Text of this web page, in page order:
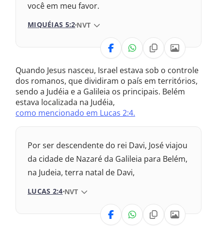
você em meu favor.
MIQUÉIAS 5:2 VERSÃO DA BÍBLIA
NVT
VERSÃO
Nova Versão Internacional
2017 – Nova Almeida Atualizada
2009 – Almeida Revisada e Corrigida
1969 – Almeida Revisada e Corrigida
1993 – Almeida Revisada e Atualizada
Quando Jesus nasceu, Israel estava sob o controle
dos romanos, que dividiram o país em territórios,
sendo a Judéia e a Galileia os principais. Belém
estava localizada na Judéia,
como mencionado em Lucas 2:4.
Por ser descendente do rei Davi, José viajou
da cidade de Nazaré da Galileia para Belém,
na Judeia, terra natal de Davi,
LUCAS 2:4 VERSÃO DA BÍBLIA
NVT
VERSÃO